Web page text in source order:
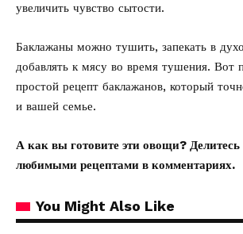
увеличить чувство сытости.
Баклажаны можно тушить, запекать в
добавлять к мясу во время тушения. Вот
простой рецепт баклажанов, который
и вашей семье.
А как вы готовите эти овощи?
любимыми рецептами в комментариях.
You Might Also Like